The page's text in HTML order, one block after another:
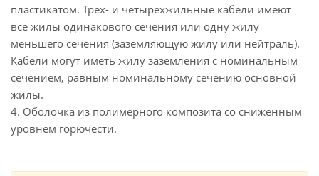
пластикатом. Трех- и четырехжильные кабели имеют
все жилы одинакового сечения или одну жилу
меньшего сечения (заземляющую жилу или нейтраль).
Кабели могут иметь жилу заземления с номинальным
сечением, равным номинальному сечению основной
жилы.
4. Оболочка из полимерного композита со сниженным
уровнем горючести.